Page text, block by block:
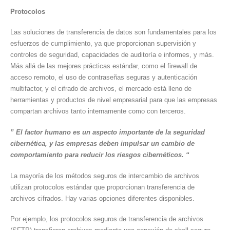
Protocolos
Las soluciones de transferencia de datos son fundamentales para los
esfuerzos de cumplimiento, ya que proporcionan supervisión y
controles de seguridad, capacidades de auditoría e informes, y más.
Más allá de las mejores prácticas estándar, como el firewall de
acceso remoto, el uso de contraseñas seguras y autenticación
multifactor, y el cifrado de archivos, el mercado está lleno de
herramientas y productos de nivel empresarial para que las empresas
compartan archivos tanto internamente como con terceros.
” El factor humano es un aspecto importante de la seguridad
cibernética, y las empresas deben impulsar un cambio de
comportamiento para reducir los riesgos cibernéticos. “
La mayoría de los métodos seguros de intercambio de archivos
utilizan protocolos estándar que proporcionan transferencia de
archivos cifrados. Hay varias opciones diferentes disponibles.
Por ejemplo, los protocolos seguros de transferencia de archivos